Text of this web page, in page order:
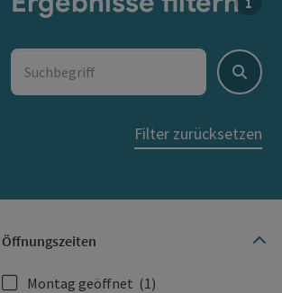
Suchbegriff
Suchen
Filter zurücksetzen
Öffnungszeiten
Montag geöffnet (1)